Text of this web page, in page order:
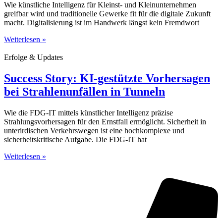
Wie künstliche Intelligenz für Kleinst- und Kleinunternehmen
greifbar wird und traditionelle Gewerke fit für die digitale Zukunft
macht. Digitalisierung ist im Handwerk längst kein Fremdwort
Weiterlesen »
Erfolge & Updates
Success Story: KI-gestützte Vorhersagen
bei Strahlenunfällen in Tunneln
Wie die FDG-IT mittels künstlicher Intelligenz präzise
Strahlungsvorhersagen für den Ernstfall ermöglicht. Sicherheit in
unterirdischen Verkehrswegen ist eine hochkomplexe und
sicherheitskritische Aufgabe. Die FDG-IT hat
Weiterlesen »